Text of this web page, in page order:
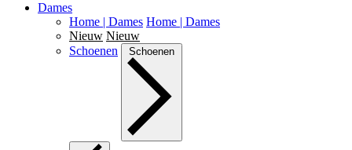
Dames
Home | Dames Home | Dames
Nieuw Nieuw
Schoenen
Schoenen